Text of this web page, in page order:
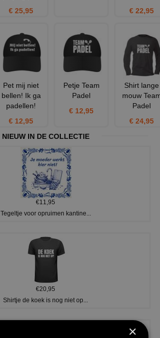
€ 25,95
€ 22,95
Pet mij niet
bellen! Ik ga
padellen!
€ 12,95
Petje Team
Padel
€ 12,95
Shirt lange
mouw
Padel
€ 24,95
NIEUW IN DE COLLECTIE
€11,95
Tegeltje voor opruimen kantine...
€20,95
Shirtje de koek is nog niet op...
×